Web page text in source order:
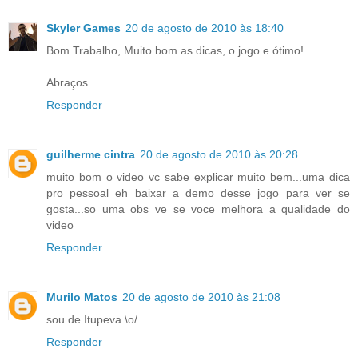
Skyler Games 20 de agosto de 2010 às 18:40
Bom Trabalho, Muito bom as dicas, o jogo e ótimo!
Abraços...
Responder
guilherme cintra 20 de agosto de 2010 às 20:28
muito bom o video vc sabe explicar muito bem...uma dica
pro pessoal eh baixar a demo desse jogo para ver se
gosta...so uma obs ve se voce melhora a qualidade do
video
Responder
Murilo Matos 20 de agosto de 2010 às 21:08
sou de Itupeva \o/
Responder